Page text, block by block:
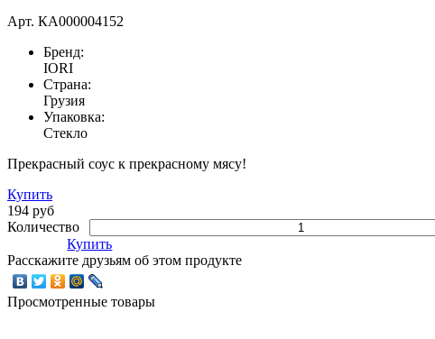
Арт. КА000004152
Бренд:
IORI
Страна:
Грузия
Упаковка:
Стекло
Прекрасный соус к прекрасному мясу!
Купить
194 руб
Количество
Купить
Расскажите друзьям об этом продукте
Просмотренные товары